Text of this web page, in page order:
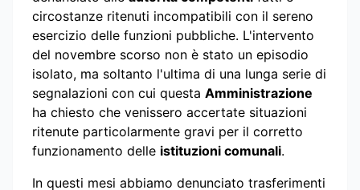
circostanze ritenuti incompatibili con il sereno
esercizio delle funzioni pubbliche. L'intervento
del novembre scorso non è stato un episodio
isolato, ma soltanto l'ultima di una lunga serie di
segnalazioni con cui questa Amministrazione
ha chiesto che venissero accertate situazioni
ritenute particolarmente gravi per il corretto
funzionamento delle istituzioni comunali.
In questi mesi abbiamo denunciato trasferimenti